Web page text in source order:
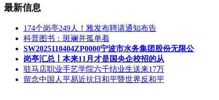
最新信息
174个岗亭249人！雅发布聘请通知布告
科普图书：斑斓并孤单着
SW2025110404ZP0000宁波市水务集团股份无限公
岗亭汇总丨本来11月才是国央企校招的从
驻马店职业手艺学院六千结业生送来17万
留念中国人平易近抗日和平暨世界反和平